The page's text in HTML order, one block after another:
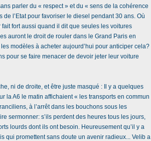
parler du « respect » et du « sens de la cohérence
l’Etat pour favoriser le diesel pendant 30 ans. Où
fait fort aussi quand il dit que seules les voitures
auront le droit de rouler dans le Grand Paris en
modèles à acheter aujourd’hui pour anticiper cela?
pour se faire menacer de devoir jeter leur voiture
ni de droite, et être juste masqué : Il y a quelques
la A6 le matin affichaient « les transports en commun
à l’arrêt dans les bouchons sous les
sermonner: s’ils perdent des heures tous les jours,
lourds dont ils ont besoin. Heureusement qu’il y a
qui promettent sans doute un avenir radieux... Velib a